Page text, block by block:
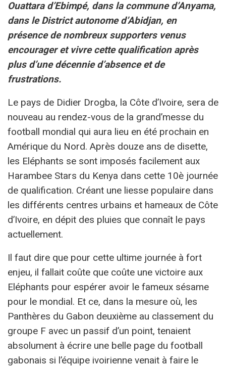
Ouattara d’Ebimpé, dans la commune d’Anyama,
dans le District autonome d’Abidjan, en
présence de nombreux supporters venus
encourager et vivre cette qualification après
plus d’une décennie d’absence et de
frustrations.
Le pays de Didier Drogba, la Côte d’Ivoire, sera de
nouveau au rendez-vous de la grand’messe du
football mondial qui aura lieu en été prochain en
Amérique du Nord. Après douze ans de disette,
les Eléphants se sont imposés facilement aux
Harambee Stars du Kenya dans cette 10è journée
de qualification. Créant une liesse populaire dans
les différents centres urbains et hameaux de Côte
d’Ivoire, en dépit des pluies que connaît le pays
actuellement.
Il faut dire que pour cette ultime journée à fort
enjeu, il fallait coûte que coûte une victoire aux
Eléphants pour espérer avoir le fameux sésame
pour le mondial. Et ce, dans la mesure où, les
Panthères du Gabon deuxième au classement du
groupe F avec un passif d’un point, tenaient
absolument à écrire une belle page du football
gabonais si l’équipe ivoirienne venait à faire le